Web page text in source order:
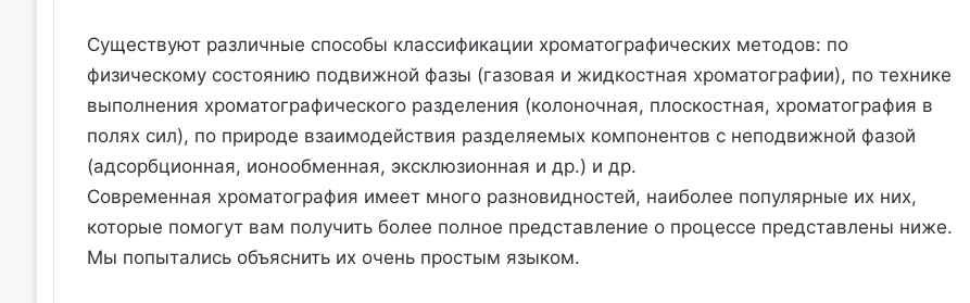
Существуют различные способы классификации хроматографических методов: по
физическому состоянию подвижной фазы (газовая и жидкостная хроматографии), по технике
выполнения хроматографического разделения (колоночная, плоскостная, хроматография в
полях сил), по природе взаимодействия разделяемых компонентов с неподвижной фазой
(адсорбционная, ионообменная, эксклюзионная и др.) и др.
Современная хроматография имеет много разновидностей, наиболее популярные их них,
которые помогут вам получить более полное представление о процессе представлены ниже.
Мы попытались объяснить их очень простым языком.